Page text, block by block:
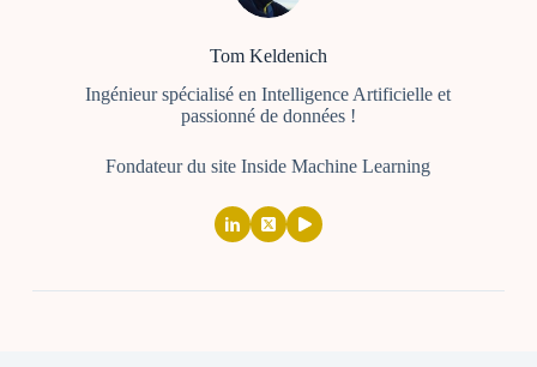
Tom Keldenich
Ingénieur spécialisé en Intelligence Artificielle et
passionné de données !
Fondateur du site Inside Machine Learning